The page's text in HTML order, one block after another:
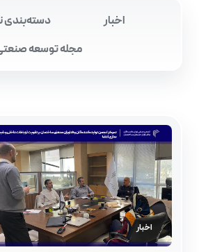
اخبار دسته‌بندی
مجله توسعه صنعتی
اخبار